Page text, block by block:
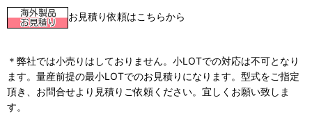
お見積り依頼はこちらから
＊弊社では小売りはしておりません。小LOTでの対応は不可となり
ます。量産前提の最小LOTでのお見積りになります。型式をご指定
頂き、お問合せより見積りご依頼ください。宜しくお願い致しま
す。